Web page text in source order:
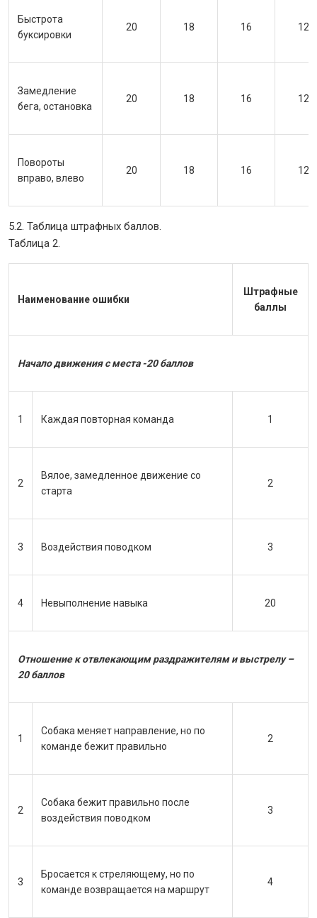
Быстрота
буксировки
20 18 16 12
Замедление
бега, остановка
20 18 16 12
Повороты
вправо, влево
20 18 16 12
5.2. Таблица штрафных баллов.
Таблица 2.
Наименование ошибки
Штрафные
баллы
Начало движения с места -20 баллов
1 Каждая повторная команда 1
2
Вялое, замедленное движение со
старта
2
3 Воздействия поводком 3
4 Невыполнение навыка 20
Отношение к отвлекающим раздражителям и выстрелу –
20 баллов
1
Собака меняет направление, но по
команде бежит правильно
2
2
Собака бежит правильно после
воздействия поводком
3
3
Бросается к стреляющему, но по
команде возвращается на маршрут
4